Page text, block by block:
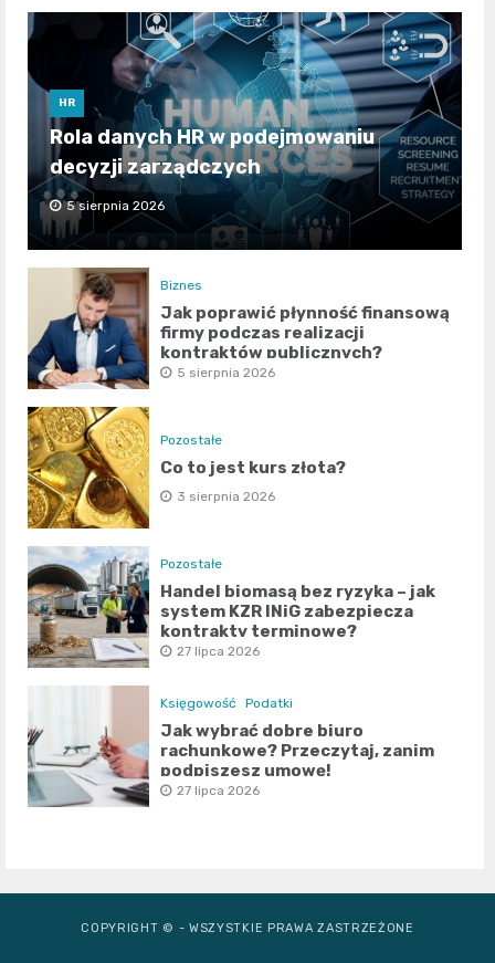
HR
Rola danych HR w podejmowaniu
decyzji zarządczych
5 sierpnia 2026
Biznes
Jak poprawić płynność finansową
firmy podczas realizacji
kontraktów publicznych?
5 sierpnia 2026
Pozostałe
Co to jest kurs złota?
3 sierpnia 2026
Pozostałe
Handel biomasą bez ryzyka – jak
system KZR INiG zabezpiecza
kontrakty terminowe?
27 lipca 2026
Księgowość Podatki
Jak wybrać dobre biuro
rachunkowe? Przeczytaj, zanim
podpiszesz umowę!
27 lipca 2026
COPYRIGHT © - WSZYSTKIE PRAWA ZASTRZEŻONE